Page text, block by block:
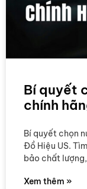
Bí quyết
chính
Bí quyết chọn
Đồ Hiệu US.
bảo chất
Xem thêm »